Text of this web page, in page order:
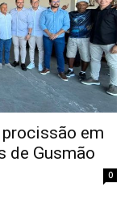
em
de Gusmão
0